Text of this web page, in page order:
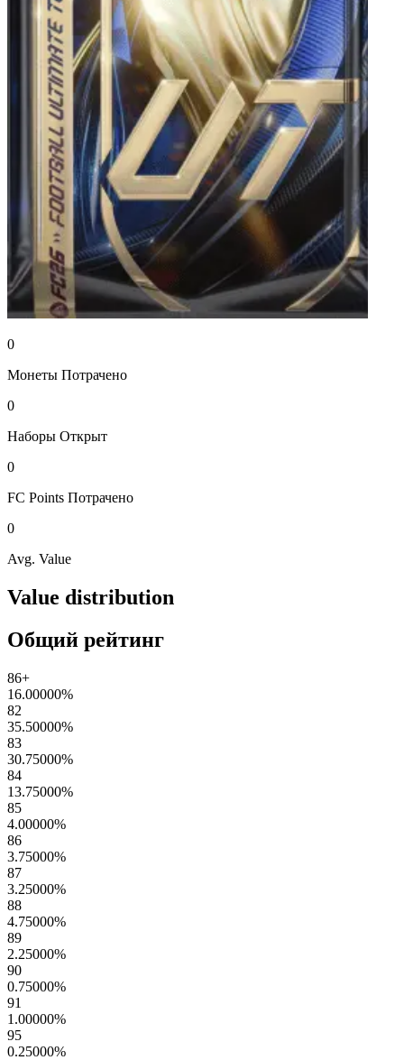
0
Монеты Потрачено
0
Наборы Открыт
0
FC Points Потрачено
0
Avg. Value
Value distribution
Общий рейтинг
86+
16.00000%
82
35.50000%
83
30.75000%
84
13.75000%
85
4.00000%
86
3.75000%
87
3.25000%
88
4.75000%
89
2.25000%
90
0.75000%
91
1.00000%
95
0.25000%